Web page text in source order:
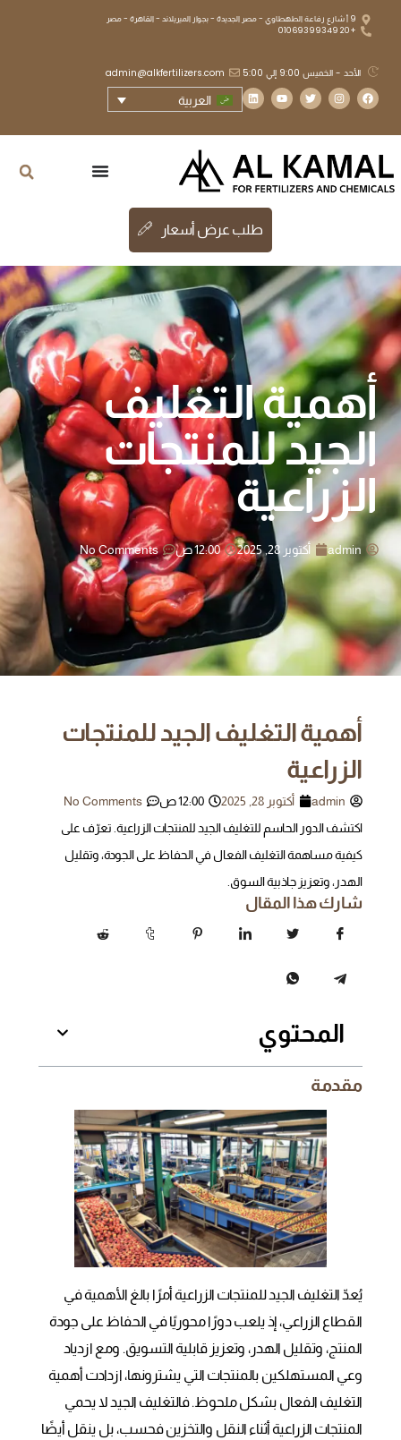
9 أ شارع رفاعة الطهطاوي - مصر الجديدة - بجوار الميريلاند - القاهرة - مصر
+20 01069399349
الأحد - الخميس 9:00 إلي 5:00 admin@alkfertilizers.com
العربية
طلب عرض أسعار
أهمية التغليف
الجيد للمنتجات
الزراعية
admin أكتوبر 28, 2025 12:00 ص No Comments
أهمية التغليف الجيد للمنتجات
الزراعية
admin أكتوبر 28, 2025 12:00 ص
No Comments
اكتشف الدور الحاسم للتغليف الجيد للمنتجات الزراعية. تعرّف على
كيفية مساهمة التغليف الفعال في الحفاظ على الجودة، وتقليل
الهدر، وتعزيز جاذبية السوق.
شارك هذا المقال
المحتوي
مقدمة
يُعدّ التغليف الجيد للمنتجات الزراعية أمرًا بالغ الأهمية في
القطاع الزراعي، إذ يلعب دورًا محوريًا في الحفاظ على جودة
المنتج، وتقليل الهدر، وتعزيز قابلية التسويق. ومع ازدياد
وعي المستهلكين بالمنتجات التي يشترونها، ازدادت أهمية
التغليف الفعال بشكل ملحوظ. فالتغليف الجيد لا يحمي
المنتجات الزراعية أثناء النقل والتخزين فحسب، بل ينقل أيضًا